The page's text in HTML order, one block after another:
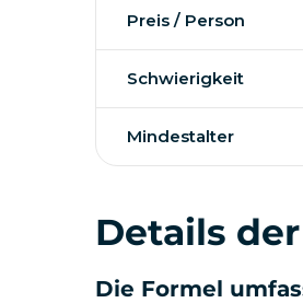
architektonischen
Preis / Person
Schwierigkeit
Mindestalter
Details
Die Formel